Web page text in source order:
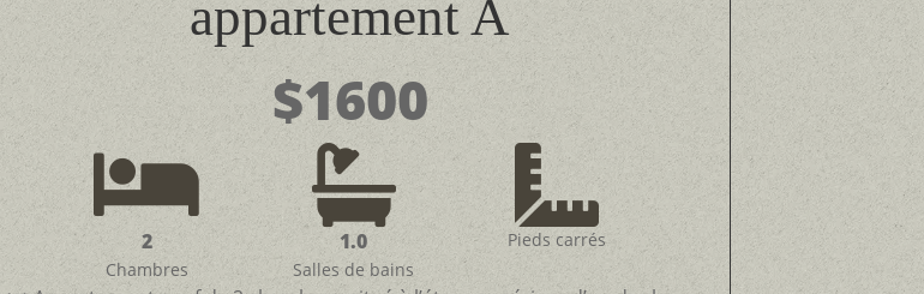
appartement A
$1600

2
Chambres

1.0
Salles de bains

Pieds carrés